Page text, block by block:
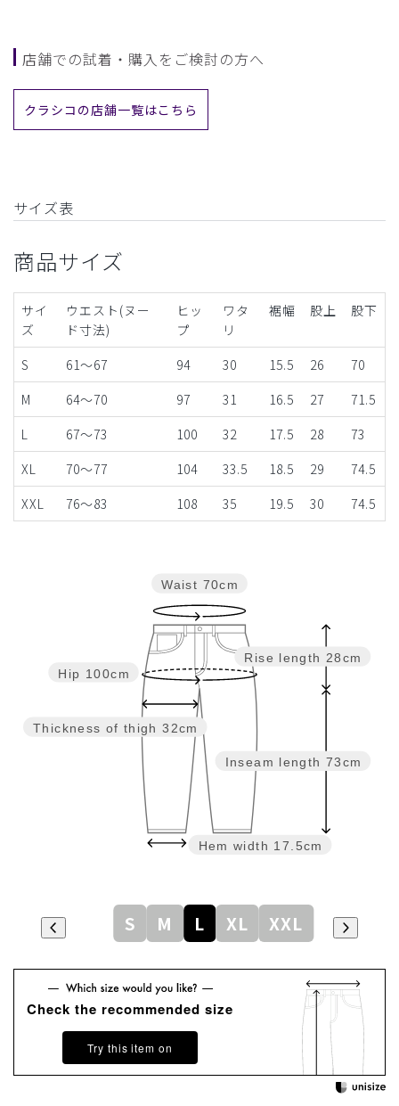
店舗での試着・購入をご検討の方へ
クラシコの店舗一覧はこちら
サイズ表
商品サイズ
サイ
ズ
ウエスト(ヌー
ド寸法)
ヒッ
プ
ワタ
リ
裾幅 股上 股下
S 61～67 94 30 15.5 26
70
M
64～70 97 31 16.5 27
71.5
L
67～73 100 32 17.5 28
73
XL
70～77 104 33.5 18.5 29
74.5
XXL
76～83 108 35 19.5 30 74.5
Inseam length 73cm
Rise length 28cm
Hem width 17.5cm
Thickness of thigh 32cm
Hip 100cm
Waist 70cm
S M L XL XXL
Check the recommended size
Try this item on